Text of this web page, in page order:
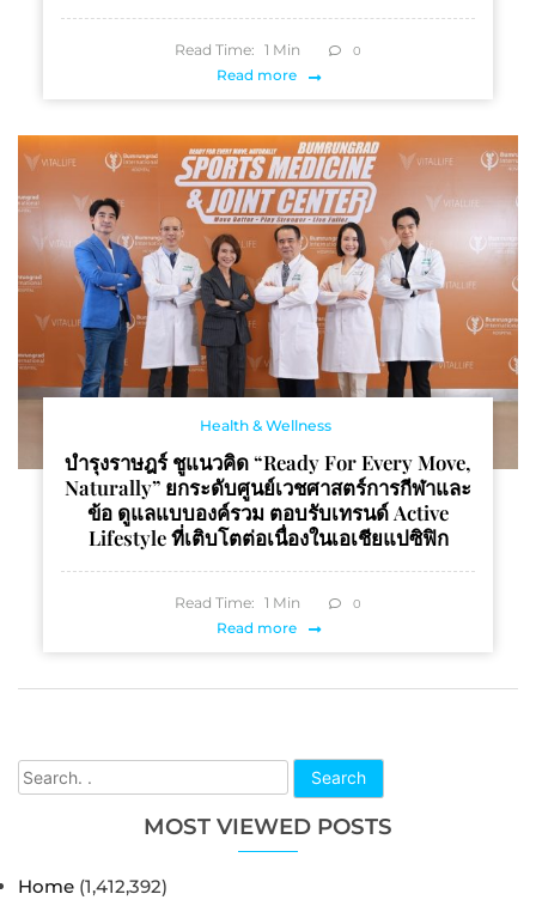
Search
MOST VIEWED POSTS
Home (1,412,392)
Read Time: 1 Min 0
Read more
Health & Wellness
บำรุงราษฎร์ ชูแนวคิด “Ready For Every Move,
Naturally” ยกระดับศูนย์เวชศาสตร์การกีฬาและ
ข้อ ดูแลแบบองค์รวม ตอบรับเทรนด์ Active
Lifestyle ที่เติบโตต่อเนื่องในเอเชียแปซิฟิก
Read Time: 1 Min 0
Read more